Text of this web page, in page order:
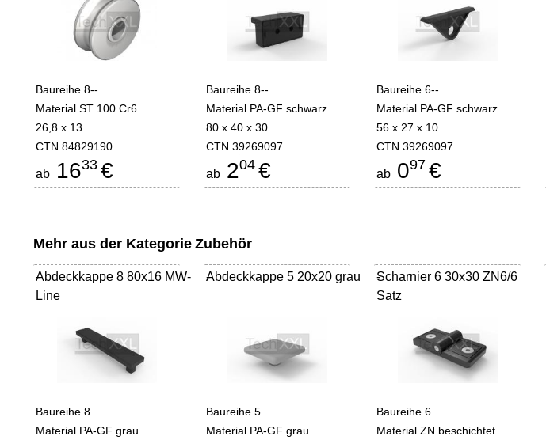
Baureihe 8--
Material ST 100 Cr6
26,8 x 13
CTN 84829190
ab 1633 €
Baureihe 8--
Material PA-GF schwarz
80 x 40 x 30
CTN 39269097
ab 204 €
Baureihe 6--
Material PA-GF schwarz
56 x 27 x 10
CTN 39269097
ab 097 €
Mehr aus der Kategorie Zubehör
Abdeckkappe 8 80x16 MW-
Line
-
Baureihe 8
Material PA-GF grau
Abdeckkappe 5 20x20 grau
-
Baureihe 5
Material PA-GF grau
Scharnier 6 30x30 ZN6/6
Satz
-
Baureihe 6
Material ZN beschichtet